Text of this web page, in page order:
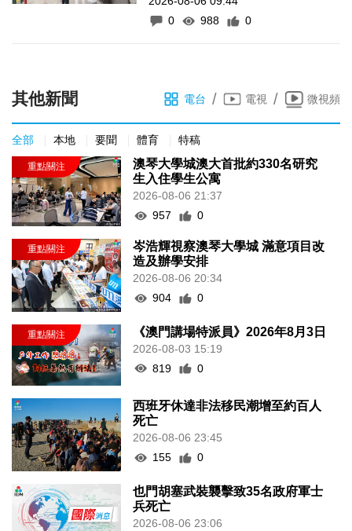
0
988 0
其他新聞 電台 / 電視 / 微視頻
全部 本地 要聞 體育 特稿
澳琴大學城澳大首批約330名研究
生入住學生公寓
2026-08-06 21:37
957
0
岑浩輝視察澳琴大學城 滿意項目改
造及辦學安排
2026-08-06 20:34
904
0
《澳門講場特派員》2026年8月3日
2026-08-03 15:19
819
0
西班牙休達非法移民潮增至約百人
死亡
2026-08-06 23:45
155
0
也門胡塞武裝襲擊致35名政府軍士
兵死亡
2026-08-06 23:06